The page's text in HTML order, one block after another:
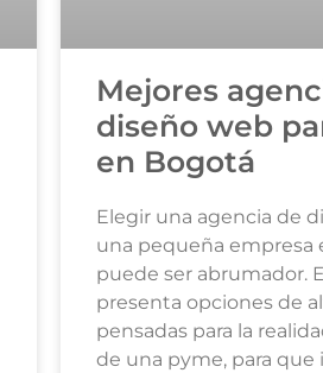
Mejores
diseño web
en Bogotá
Elegir una agencia de
una pequeña empresa
puede ser abrumador.
presenta opciones de
pensadas para la
de una pyme, para que